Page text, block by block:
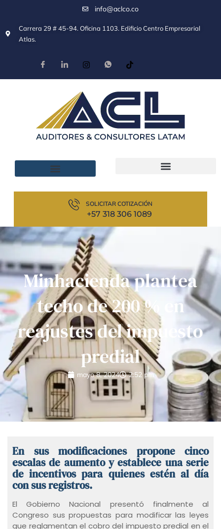
info@aclco.co
Carrera 29 # 45-94. Oficina 1103. Edificio Centro Empresarial
Atlas.
SOLICITAR COTIZACIÓN
+57 318 306 1089
Minhacienda plantea
techo de 200 % en
reajustes del impuesto
predial
mayo 8, 2024 2:52 pm
En sus modificaciones propone cinco
escalas de aumento y establece una serie
de incentivos para quienes estén al día
con sus registros.
El Gobierno Nacional presentó finalmente al
Congreso sus propuestas para modificar las leyes
que reglamentan el cobro del impuesto predial en el